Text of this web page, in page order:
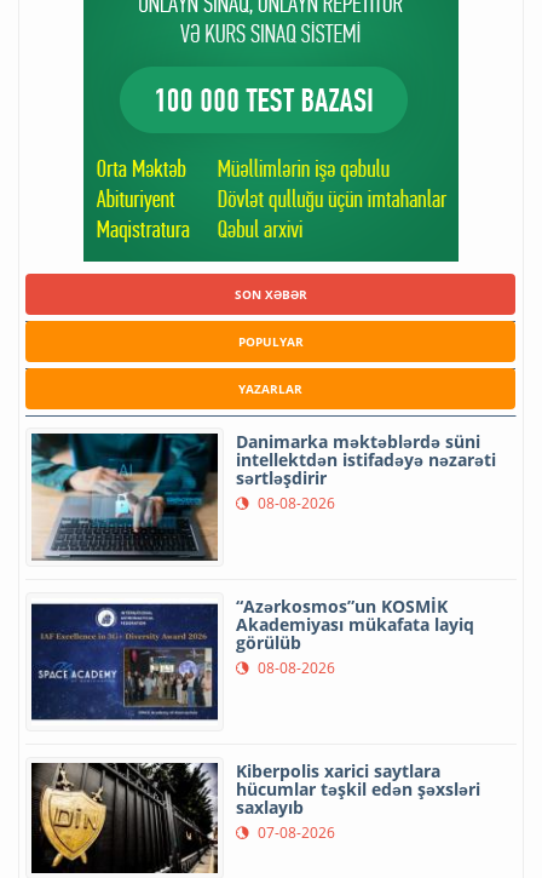
SON XƏBƏR
POPULYAR
YAZARLAR
Danimarka məktəblərdə süni
intellektdən istifadəyə nəzarəti
sərtləşdirir
08-08-2026
“Azərkosmos”un KOSMİK
Akademiyası mükafata layiq
görülüb
08-08-2026
Kiberpolis xarici saytlara
hücumlar təşkil edən şəxsləri
saxlayıb
07-08-2026